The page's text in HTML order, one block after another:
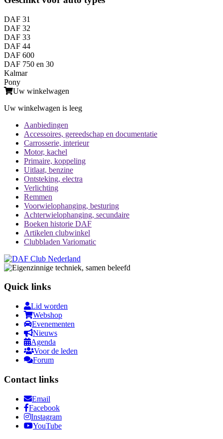
DAF 31
DAF 32
DAF 33
DAF 44
DAF 600
DAF 750 en 30
Kalmar
Pony
Uw winkelwagen
Uw winkelwagen is leeg
Aanbiedingen
Accessoires, gereedschap en documentatie
Carrosserie, interieur
Motor, kachel
Primaire, koppeling
Uitlaat, benzine
Ontsteking, electra
Verlichting
Remmen
Voorwielophanging, besturing
Achterwielophanging, secundaire
Boeken historie DAF
Artikelen clubwinkel
Clubbladen Variomatic
Quick links
Lid worden
Webshop
Evenementen
Nieuws
Agenda
Voor de leden
Forum
Contact links
Email
Facebook
Instagram
YouTube